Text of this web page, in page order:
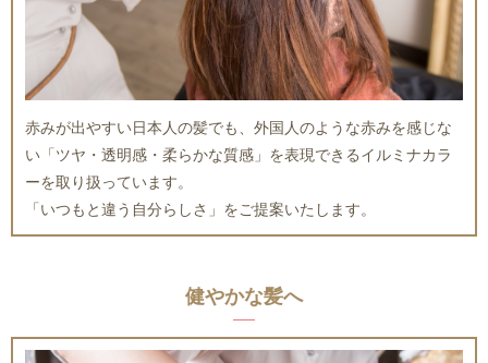
赤みが出やすい日本人の髪でも、外国人のような赤みを感じな
い「ツヤ・透明感・柔らかな質感」を表現できるイルミナカラ
ーを取り扱っています。
「いつもと違う自分らしさ」をご提案いたします。
健やかな髪へ